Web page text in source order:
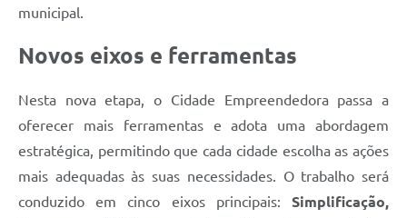
municipal.
Novos eixos e ferramentas
Nesta nova etapa, o Cidade Empreendedora passa a
oferecer mais ferramentas e adota uma abordagem
estratégica, permitindo que cada cidade escolha as ações
mais adequadas às suas necessidades. O trabalho será
conduzido em cinco eixos principais: Simplificação,